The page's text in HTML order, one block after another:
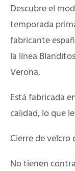
Descubre el
temporada
fabricante
la línea
Verona.
Está fabricada
calidad, lo que
Cierre de
No tienen